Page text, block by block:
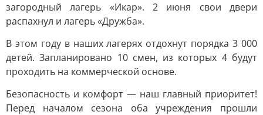
загородный лагерь «Икар». 2 июня свои двери
распахнул и лагерь «Дружба».
В этом году в наших лагерях отдохнут порядка 3 000
детей. Запланировано 10 смен, из которых 4 будут
проходить на коммерческой основе.
Безопасность и комфорт — наш главный приоритет!
Перед началом сезона оба учреждения прошли